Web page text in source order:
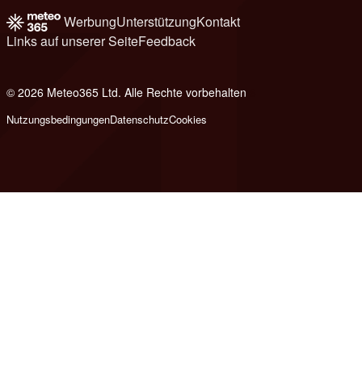
WerbungUnterstützungKontakt
Links auf unserer SeiteFeedback
© 2026 Meteo365 Ltd. Alle Rechte vorbehalten
NutzungsbedingungenDatenschutzCookies